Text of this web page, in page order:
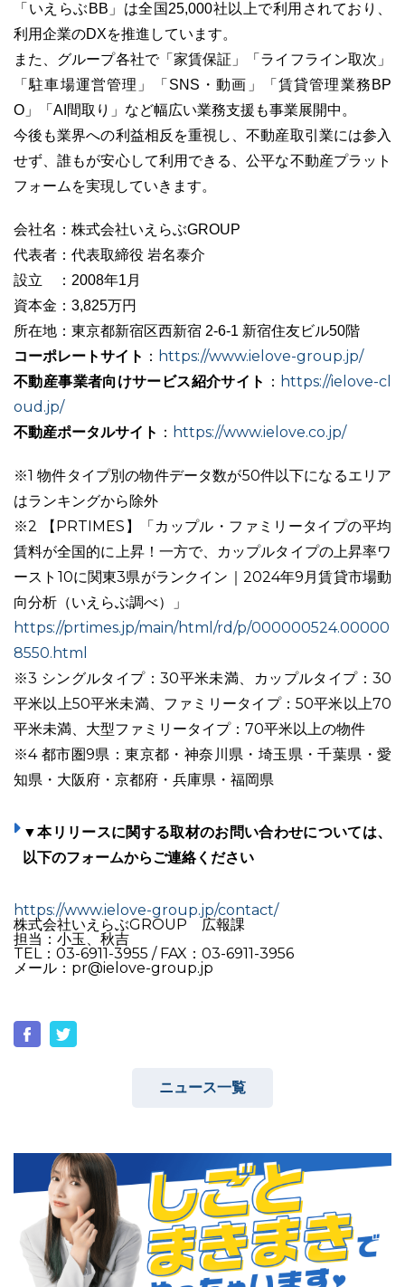
「いえらぶBB」は全国25,000社以上で利用されており、
利用企業のDXを推進しています。
また、グループ各社で「家賃保証」「ライフライン取次」
「駐車場運営管理」「SNS・動画」「賃貸管理業務BP
O」「AI間取り」など幅広い業務支援も事業展開中。
今後も業界への利益相反を重視し、不動産取引業には参入
せず、誰もが安心して利用できる、公平な不動産プラット
フォームを実現していきます。
会社名：株式会社いえらぶGROUP
代表者：代表取締役 岩名泰介
設立 ：2008年1月
資本金：3,825万円
所在地：東京都新宿区西新宿 2-6-1 新宿住友ビル50階
コーポレートサイト ： https://www.ielove-group.jp/
不動産事業者向けサービス紹介サイト
： https://ielove-cl
oud.jp/
不動産ポータルサイト ： https://www.ielove.co.jp/
※1 物件タイプ別の物件データ数が50件以下になるエリア
はランキングから除外
※2 【PRTIMES】「カップル・ファミリータイプの平均
賃料が全国的に上昇！一方で、カップルタイプの上昇率ワ
ースト10に関東3県がランクイン｜2024年9月賃貸市場動
向分析（いえらぶ調べ）」
https://prtimes.jp/main/html/rd/p/000000524.00000
8550.html
※3 シングルタイプ：30平米未満、カップルタイプ：30
平米以上50平米未満、ファミリータイプ：50平米以上70
平米未満、大型ファミリータイプ：70平米以上の物件
※4 都市圏9県：東京都・神奈川県・埼玉県・千葉県・愛
知県・大阪府・京都府・兵庫県・福岡県
▼本リリースに関する取材のお問い合わせについては、
以下のフォームからご連絡ください
https://www.ielove-group.jp/contact/
株式会社いえらぶGROUP 広報課
担当：小玉、秋吉
TEL：03-6911-3955 / FAX：03-6911-3956
メール：pr@ielove-group.jp
ニュース一覧